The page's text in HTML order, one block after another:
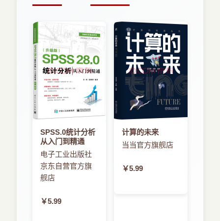
SPSS.0统计分析
从入门到精通
电子工业出版社
京东自营官方旗
舰店
￥5.99
计算的未来
当当官方旗舰店
￥5.99